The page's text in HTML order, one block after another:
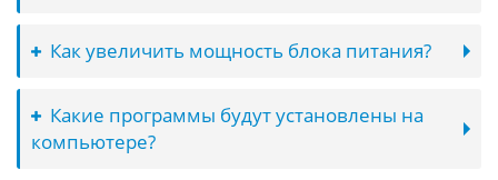
Как увеличить мощность блока питания?
Какие программы будут установлены на
компьютере?